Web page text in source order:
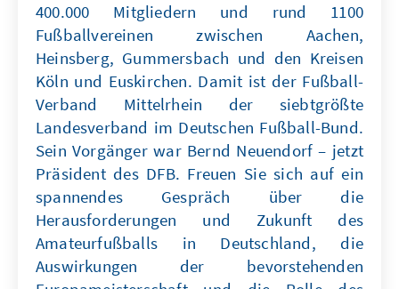
400.000 Mitgliedern und rund 1100
Fußballvereinen zwischen Aachen,
Heinsberg, Gummersbach und den Kreisen
Köln und Euskirchen. Damit ist der Fußball-
Verband Mittelrhein der siebtgrößte
Landesverband im Deutschen Fußball-Bund.
Sein Vorgänger war Bernd Neuendorf – jetzt
Präsident des DFB. Freuen Sie sich auf ein
spannendes Gespräch über die
Herausforderungen und Zukunft des
Amateurfußballs in Deutschland, die
Auswirkungen der bevorstehenden